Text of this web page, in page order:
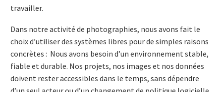
travailler.
Dans notre activité de photographies, nous avons fait le
choix d’utiliser des systèmes libres pour de simples raisons
concrètes : Nous avons besoin d’un environnement stable,
fiable et durable. Nos projets, nos images et nos données
doivent rester accessibles dans le temps, sans dépendre